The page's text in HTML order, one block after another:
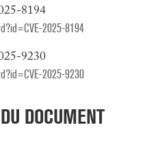
8194
2025-8194
9230
2025-9230
DOCUMENT